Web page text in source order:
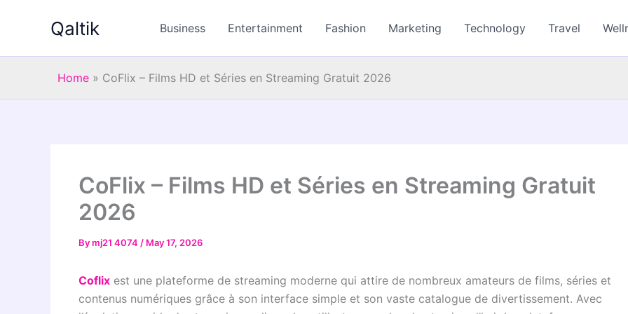
Qaltik Business Entertainment Fashion Marketing Technology Travel
Home » CoFlix – Films HD et Séries en Streaming Gratuit 2026
CoFlix – Films HD et Séries en Streaming Gratuit
2026
Bymj21 4074 / May 17, 2026
Coflix est une plateforme de streaming moderne qui attire de nombreux amateurs de films, séries et
contenus numériques grâce à son interface simple et son vaste catalogue de divertissement. Avec